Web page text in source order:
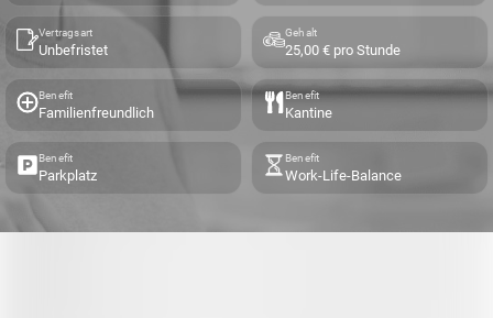
Vertragsart
Unbefristet
Gehalt
25,00 € pro Stunde
Benefit
Familienfreundlich
Benefit
Kantine
Benefit
Parkplatz
Benefit
Work-Life-Balance